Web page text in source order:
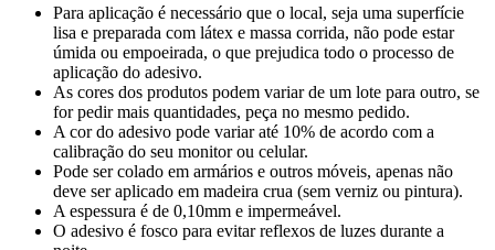
Para aplicação é necessário que o local, seja uma superfície
lisa e preparada com látex e massa corrida, não pode estar
úmida ou empoeirada, o que prejudica todo o processo de
aplicação do adesivo.
As cores dos produtos podem variar de um lote para outro, se
for pedir mais quantidades, peça no mesmo pedido.
A cor do adesivo pode variar até 10% de acordo com a
calibração do seu monitor ou celular.
Pode ser colado em armários e outros móveis, apenas não
deve ser aplicado em madeira crua (sem verniz ou pintura).
A espessura é de 0,10mm e impermeável.
O adesivo é fosco para evitar reflexos de luzes durante a